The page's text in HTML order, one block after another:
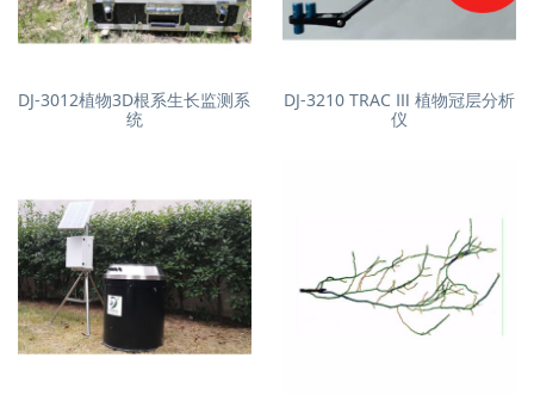
DJ-3012植物3D根系生长监测系
统
DJ-3210 TRAC Ⅲ 植物冠层分析
仪